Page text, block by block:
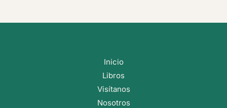
Inicio
Libros
Visítanos
Nosotros